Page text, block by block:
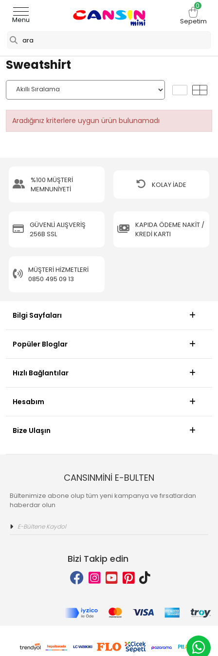
Menu
0
Sepetim
Sweatshirt
Aradığınız kriterlere uygun ürün bulunamadı
%100 MÜŞTERİ
MEMNUNİYETİ
KOLAY İADE
GÜVENLİ ALIŞVERİŞ
256B SSL
KAPIDA ÖDEME NAKİT /
KREDİ KARTI
MÜŞTERI HIZMETLERI
0850 495 09 13
Bilgi Sayfaları
Popüler Bloglar
Hızlı Bağlantılar
Hesabım
Bize Ulaşın
CANSINMİNİ E-BULTEN
Bültenimize abone olup tüm yeni kampanya ve fırsatlardan
haberdar olun
Bizi Takip edin